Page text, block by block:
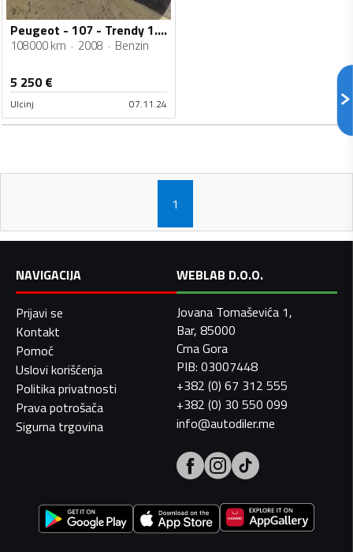
Peugeot - 107 - Trendy 1.0 E
108000 km 2008 Benzin
5 250€
Ulcinj 07.11.24
1
NAVIGACIJA
Prijavi se
Kontakt
Pomoć
Uslovi korišćenja
Politika privatnosti
Prava potrošača
Sigurna trgovina
WEBLAB D.O.O.
Jovana Tomaševića 1,
Bar, 85000
Crna Gora
PIB: 03007448
+382 (0) 67 312 555
+382 (0) 30 550 099
info@autodiler.me